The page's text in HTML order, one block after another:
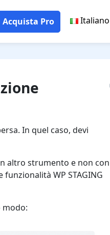
Acquista Pro Italiano
In quel caso, devi
altro strumento e non con
WP STAGING
modo: